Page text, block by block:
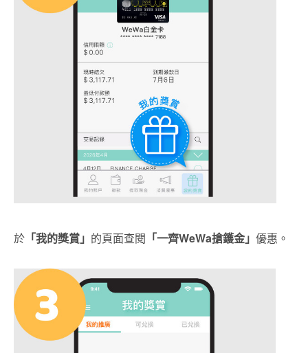
於 「我的獎賞」 的頁面查閱 「一齊WeWa搶鑊金」 優惠。